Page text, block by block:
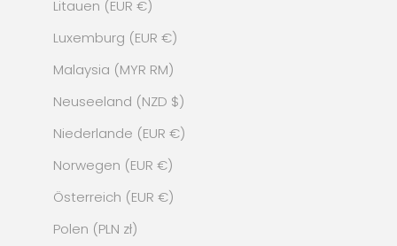
Litauen (EUR €)
Luxemburg (EUR €)
Malaysia (MYR RM)
Neuseeland (NZD $)
Niederlande (EUR €)
Norwegen (EUR €)
Österreich (EUR €)
Polen (PLN zł)